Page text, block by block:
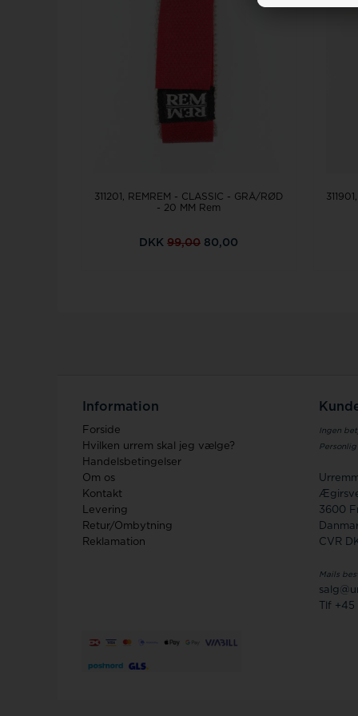
311201, REMREM - CLASSIC - GRÅ/RØD
- 20 MM Rem
DKK 99,00 80,00
Information
Forside
Hvilken urrem skal jeg vælge?
Handelsbetingelser
Om os
Kontakt
Levering
Retur/Ombytning
Reklamation
Ingen
3600
CVR
Mails
Tlf